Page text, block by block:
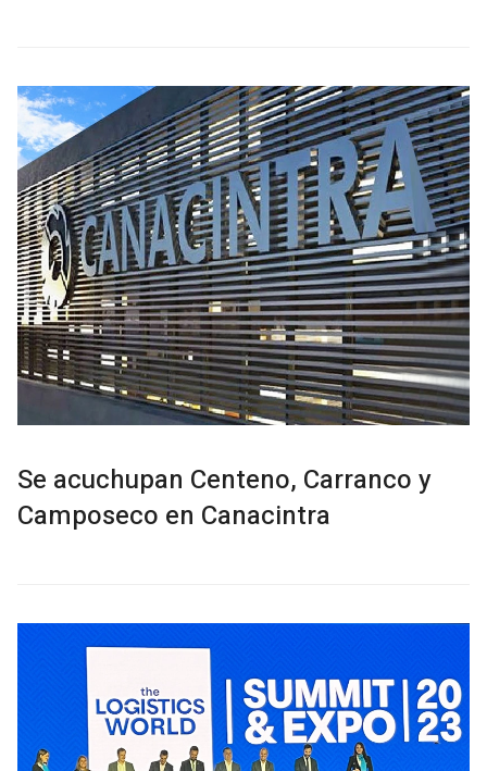
Se acuchupan Centeno, Carranco y
Camposeco en Canacintra